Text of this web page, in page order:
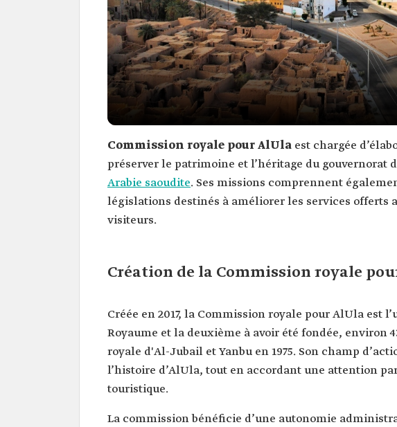
Commission royale pour AlUla est chargée
préserver le patrimoine et l’héritage du gouvernorat
Arabie saoudite. Ses missions comprennent
législations destinés à améliorer les services offerts
visiteurs.
Création de la Commission royale
Créée en 2017, la Commission royale pour AlUla est
Royaume et la deuxième à avoir été fondée, environ
royale d'Al-Jubail et Yanbu en 1975. Son champ
l’histoire d’AlUla, tout en accordant une attention
touristique.
La commission bénéficie d’une autonomie